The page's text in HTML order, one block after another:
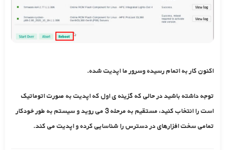
اکنون کار به اتمام رسیده وسرور ما اپدیت شده.
توجه داشته باشید در حالی که گزینه ی اول که اپدیت به صورت اتوماتیک
است را انتخاب کنید، مستقیم به مرحله 3 می روید و سیستم به طور خودکار
تمامی سخت افزارهای در دسترس را شناسایی کرده و اپدیت می کند.